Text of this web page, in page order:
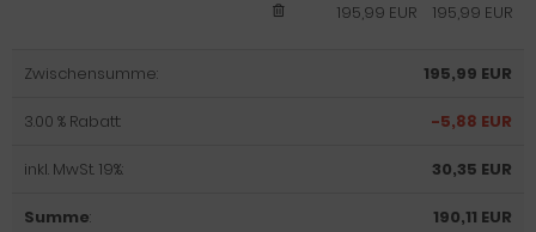
195,99 EUR
195,99 EUR
Zwischensumme: 195,99 EUR
3.00 % Rabatt: -5,88 EUR
inkl. MwSt. 19%: 30,35 EUR
Summe:
190,11 EUR